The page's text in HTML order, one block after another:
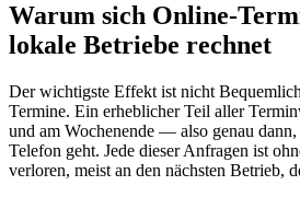
Warum sich Online-
lokale Betriebe rechnet
Der wichtigste Effekt ist nicht
Termine. Ein erheblicher Teil aller
und am Wochenende — also genau
Telefon geht. Jede dieser Anfragen ist
verloren, meist an den nächsten Betrieb,